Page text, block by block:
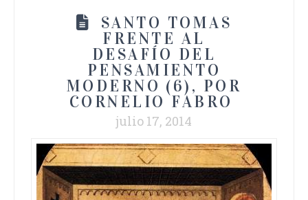
SANTO TOMAS
FRENTE AL
DESAFÍO DEL
PENSAMIENTO
MODERNO (6), POR
CORNELIO FABRO
julio 17, 2014